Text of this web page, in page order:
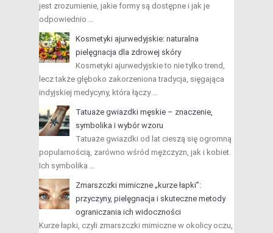
jest zrozumienie, jakie formy są dostępne i jak je
odpowiednio …
Kosmetyki ajurwedyjskie: naturalna
pielęgnacja dla zdrowej skóry
Kosmetyki ajurwedyjskie to nie tylko trend,
lecz także głęboko zakorzeniona tradycja, sięgająca
indyjskiej medycyny, która łączy …
Tatuaże gwiazdki męskie – znaczenie,
symbolika i wybór wzoru
Tatuaże gwiazdki od lat cieszą się ogromną
popularnością, zarówno wśród mężczyzn, jak i kobiet.
Ich symbolika …
Zmarszczki mimiczne „kurze łapki”:
przyczyny, pielęgnacja i skuteczne metody
ograniczania ich widoczności
Kurze łapki, czyli zmarszczki mimiczne w okolicy oczu,